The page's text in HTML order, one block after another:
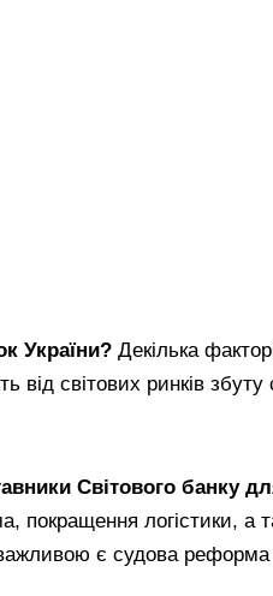
України? Декілька
від світових ринків
Світового банку
покращення логістики, а
є судова